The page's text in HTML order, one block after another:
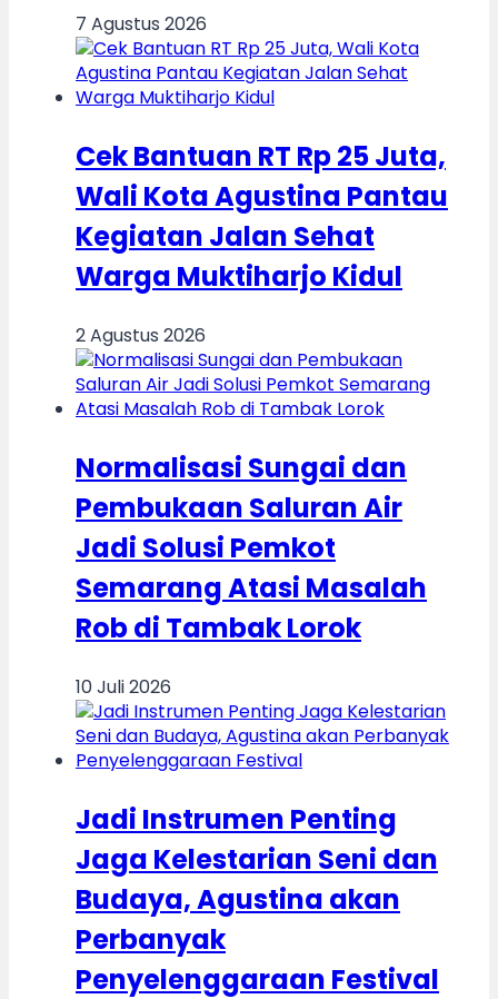
7 Agustus 2026
Cek Bantuan RT Rp 25 Juta,
Wali Kota Agustina Pantau
Kegiatan Jalan Sehat
Warga Muktiharjo Kidul
2 Agustus 2026
Normalisasi Sungai dan
Pembukaan Saluran Air
Jadi Solusi Pemkot
Semarang Atasi Masalah
Rob di Tambak Lorok
10 Juli 2026
Jadi Instrumen Penting
Jaga Kelestarian Seni dan
Budaya, Agustina akan
Perbanyak
Penyelenggaraan Festival